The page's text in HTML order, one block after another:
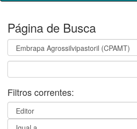
Página de Busca
Filtros correntes: